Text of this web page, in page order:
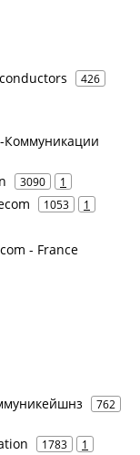
426
3090 1
1053 1
- France
762
1783 1